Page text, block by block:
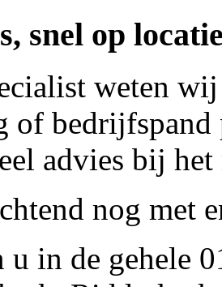
snel op
weten
of bedrijfspand
advies bij
nog met
in de gehele